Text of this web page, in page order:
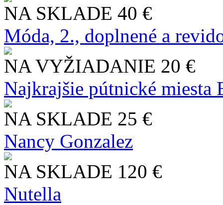
NA SKLADE 40 €
Móda, 2., doplnené a
NA VYŽIADANIE 20 €
Najkrajšie pútnické miesta
NA SKLADE 25 €
Nancy Gonzalez
NA SKLADE 120 €
Nutella